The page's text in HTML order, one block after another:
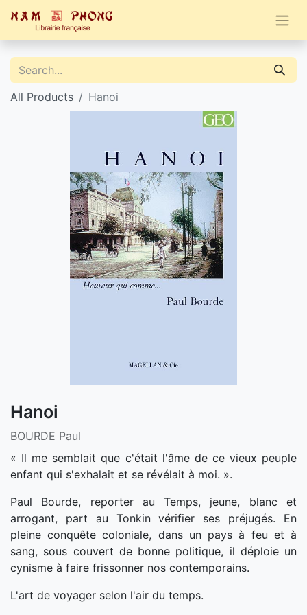
All Products Hanoi
Hanoi
BOURDE Paul
« Il me semblait que c'était l'âme de ce vieux peuple
enfant qui s'exhalait et se révélait à moi. ».
Paul Bourde, reporter au Temps, jeune, blanc et
arrogant, part au Tonkin vérifier ses préjugés. En
pleine conquête coloniale, dans un pays à feu et à
sang, sous couvert de bonne politique, il déploie un
cynisme à faire frissonner nos contemporains.
L'art de voyager selon l'air du temps.